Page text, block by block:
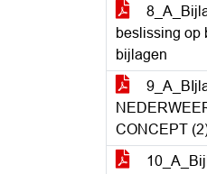
beslissing op
bijlagen
CONCEPT